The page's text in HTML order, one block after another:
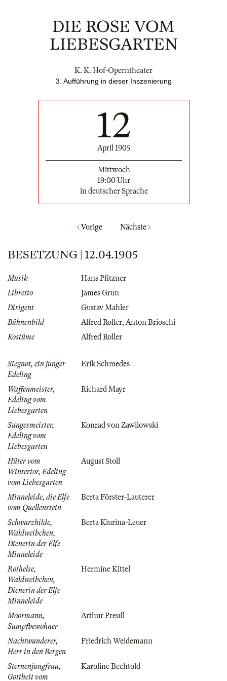
DIE ROSE VOM
LIEBESGARTEN
K. K. Hof-Operntheater
3. Aufführung in dieser Inszenierung
12
April 1905
Mittwoch
19:00 Uhr
in deutscher Sprache
Vorige Nächste
BESETZUNG | 12.04.1905
Musik
Hans Pfitzner
Libretto
James Grun
Dirigent
Gustav Mahler
Bühnenbild
Alfred Roller,Anton Brioschi
Kostüme
Alfred Roller
Siegnot, ein junger
Edeling
Erik Schmedes
Waffenmeister,
Edeling vom
Liebesgarten
Richard Mayr
Sangesmeister,
Edeling vom
Liebesgarten
Konrad von Zawilowski
Hüter vom
Wintertor, Edeling
vom Liebesgarten
August Stoll
Minneleide, die Elfe
vom Quellenstein
Berta Förster-Lauterer
Schwarzhilde,
Waldweibchen,
Dienerin der Elfe
Minneleide
Berta Kiurina-Leuer
Rothelse,
Waldweibchen,
Dienerin der Elfe
Minneleide
Hermine Kittel
Moormann,
Sumpfbewohner
Arthur Preuß
Nachtwunderer,
Herr in den Bergen
Friedrich Weidemann
Sternenjungfrau,
Gottheit vom
Karoline Bechtold